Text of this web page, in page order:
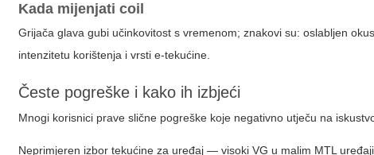
Kada mijenjati coil
Grijača glava gubi učinkovitost s vremenom; znakovi su: oslabljen
intenzitetu korištenja i vrsti e-tekućine.
Česte pogreške i kako ih izbjeći
Mnogi korisnici prave slične pogreške koje negativno utječu na
Neprimjeren izbor tekućine za uređaj — visoki VG u malim MTL